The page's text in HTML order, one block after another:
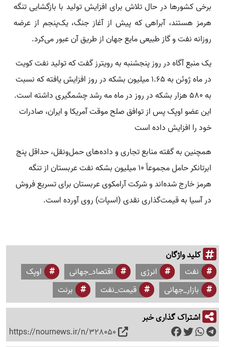
برخی کشورها در حال تلاش برای افزایش تولید با بازگشایی تنگه
هرمز هستند، آبراهی که پیش از آغاز جنگ، یک‌پنجم از عرضه
روزانه نفت و گاز طبیعی مایع جهان از طریق آن عبور می‌کرد.
یک منبع آگاه در روز پنجشنبه به رویترز گفت که تولید نفت کویت
در ماه ژوئن به 1.65 میلیون بشکه در روز افزایش یافته که نسبت
به 580 هزار بشکه در روز در ماه مه رشد چشمگیری داشته است.
این عضو اوپک پس از توافق صلح موقت آمریکا و ایران، صادرات
خود را افزایش داده است
همچنین به گفته منابع تجاری و داده‌های حمل‌ونقل، حداقل پنج
ابرتانکر حامل مجموعاً 10 میلیون بشکه نفت عربستان از تنگه
هرمز خارج شده‌اند و شرکت آرامکوی عربستان برای تسریع فروش
در آسیا به قیمت‌گذاری نقدی (اسپات) روی آورده است.
کلید واژگان
نفت انرژی اقتصاد_جهانی
اوپک
بازار_جهانی
قیمت_نفت برنت
اشتراک گذاری خبر
https://nournews.ir/n/328050